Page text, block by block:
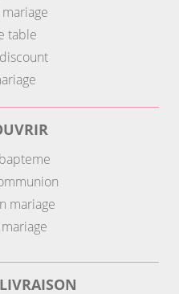
table
mariage